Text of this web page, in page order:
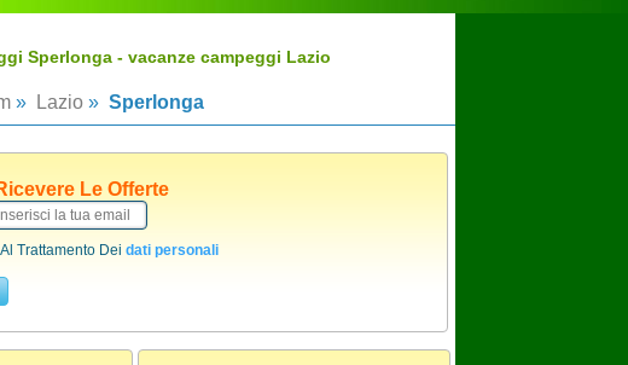
Sperlonga - vacanze campeggi Lazio
» Lazio » Sperlonga
Le Offerte
Trattamento Dei dati personali